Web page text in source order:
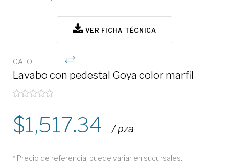
VER FICHA TÉCNICA
CATO
Lavabo con pedestal Goya color marfil
1,517.34 / pza
* Precio de referencia, puede variar en sucursales.